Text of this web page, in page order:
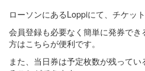
ローソンにあるLoppiにて、チケッ
会員登録も必要なく簡単に発券で
方はこちらが便利です。
また、当日券は予定枚数が残って